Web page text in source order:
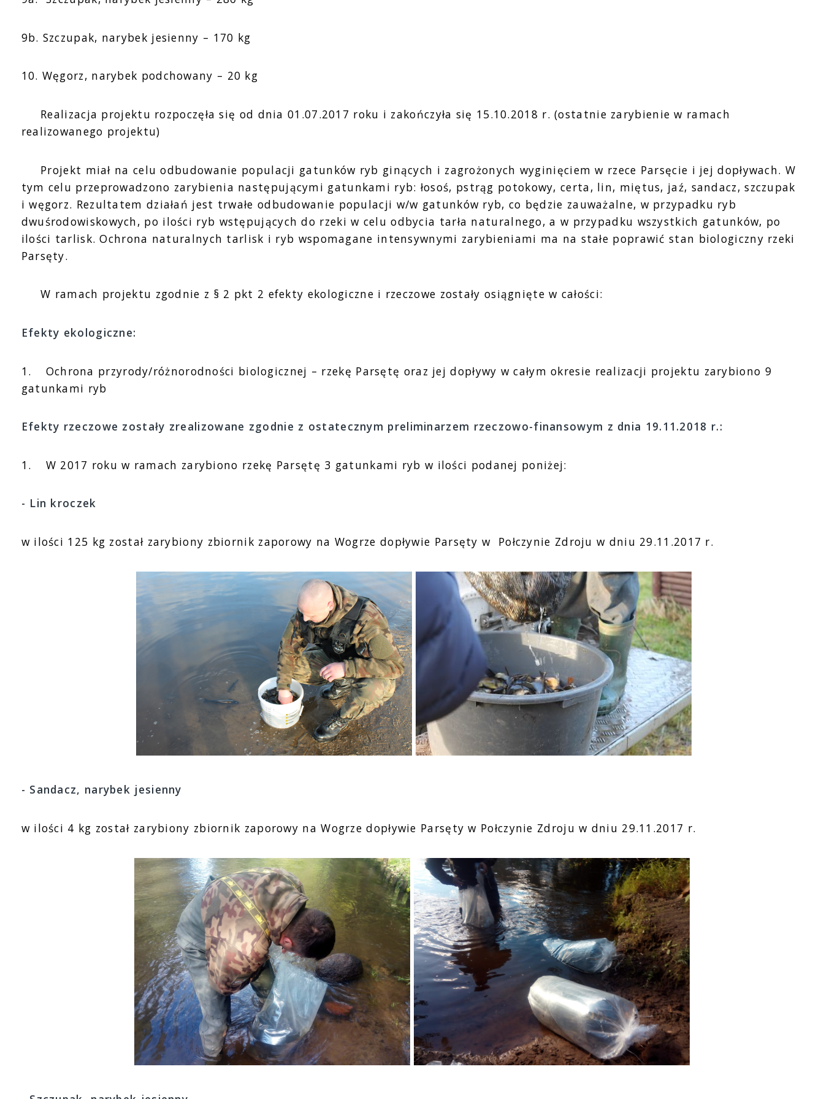
9b. Szczupak, narybek jesienny – 170 kg
10. Węgorz, narybek podchowany – 20 kg
Realizacja projektu rozpoczęła się od dnia 01.07.2017 roku i zakończyła się 15.10.2018 r. (ostatnie zarybienie w ramach
realizowanego projektu)
Projekt miał na celu odbudowanie populacji gatunków ryb ginących i zagrożonych wyginięciem w rzece Parsęcie i jej dopływach. W
tym celu przeprowadzono zarybienia następującymi gatunkami ryb: łosoś, pstrąg potokowy, certa, lin, miętus, jaź, sandacz, szczupak
i węgorz. Rezultatem działań jest trwałe odbudowanie populacji w/w gatunków ryb, co będzie zauważalne, w przypadku ryb
dwuśrodowiskowych, po ilości ryb wstępujących do rzeki w celu odbycia tarła naturalnego, a w przypadku wszystkich gatunków, po
ilości tarlisk. Ochrona naturalnych tarlisk i ryb wspomagane intensywnymi zarybieniami ma na stałe poprawić stan biologiczny rzeki
Parsęty.
W ramach projektu zgodnie z § 2 pkt 2 efekty ekologiczne i rzeczowe zostały osiągnięte w całości:
Efekty ekologiczne:
1.
Ochrona przyrody/różnorodności biologicznej – rzekę Parsętę oraz jej dopływy w całym okresie realizacji projektu zarybiono 9
gatunkami ryb
Efekty rzeczowe zostały zrealizowane zgodnie z ostatecznym preliminarzem rzeczowo-finansowym z dnia 19.11.2018 r.:
1. W 2017 roku w ramach zarybiono rzekę Parsętę 3 gatunkami ryb w ilości podanej poniżej:
- Lin kroczek
w ilości 125 kg został zarybiony zbiornik zaporowy na Wogrze dopływie Parsęty w Połczynie Zdroju w dniu 29.11.2017 r.
- Sandacz, narybek jesienny
w ilości 4 kg został zarybiony zbiornik zaporowy na Wogrze dopływie Parsęty w Połczynie Zdroju w dniu 29.11.2017 r.